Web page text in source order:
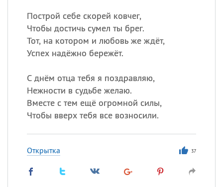
Построй себе скорей ковчег,
Чтобы достичь сумел ты брег.
Тот, на котором и любовь же ждёт,
Успех надёжно бережёт.
С днём отца тебя я поздравляю,
Нежности в судьбе желаю.
Вместе с тем ещё огромной силы,
Чтобы вверх тебя все возносили.
Открытка 37